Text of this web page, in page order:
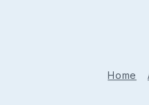
Home